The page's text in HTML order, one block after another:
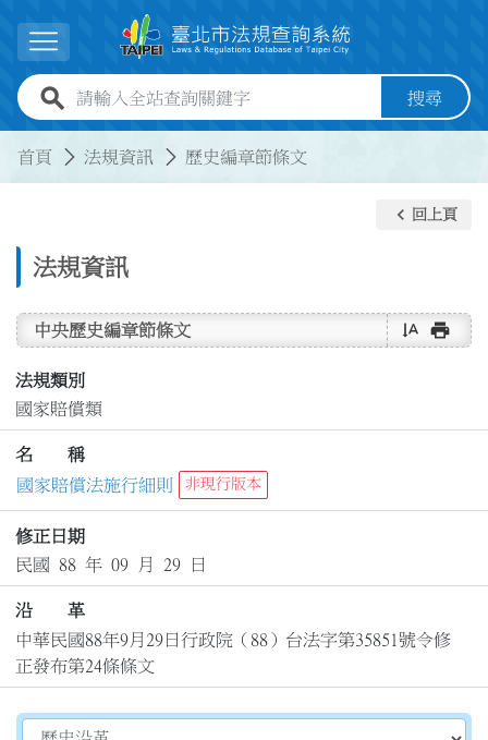
展開選單
全站查詢關鍵字欄位 搜尋
首頁 法規資訊 歷史編章節條文
法規資訊
keyboard_arrow_left 回上頁
中央歷史編章節條文 text_rotate_vertical print
法規類別
國家賠償類
名 稱
國家賠償法施行細則
非現行版本
修正日期
民國 88 年 09 月 29 日
沿 革
中華民國88年9月29日行政院（88）台法字第35851號令修
正發布第24條條文
切換選擇法規資訊內容